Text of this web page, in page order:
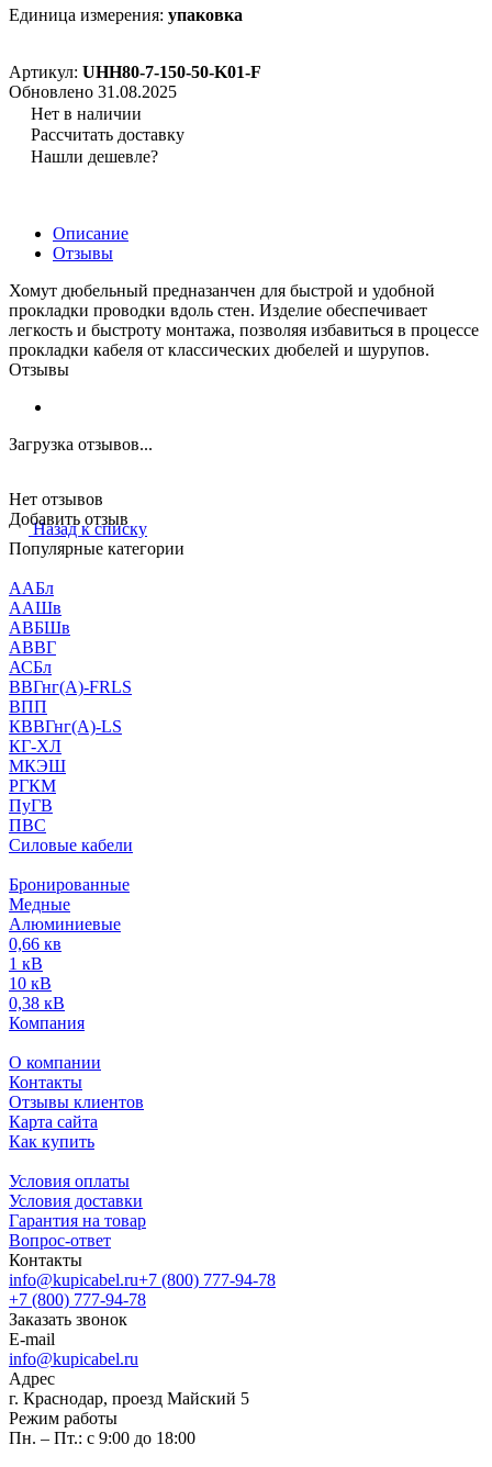
Единица измерения: упаковка
Артикул: UHH80-7-150-50-K01-F
Обновлено 31.08.2025
Нет в наличии
Рассчитать доставку
Нашли дешевле?
Описание
Отзывы
Хомут дюбельный предназанчен для быстрой и удобной
прокладки проводки вдоль стен. Изделие обеспечивает
легкость и быстроту монтажа, позволяя избавиться в процессе
прокладки кабеля от классических дюбелей и шурупов.
Отзывы
Загрузка отзывов...
Нет отзывов
Добавить отзыв
Назад к списку
Популярные категории
ААБл
ААШв
АВБШв
АВВГ
АСБл
ВВГнг(А)-FRLS
ВПП
КВВГнг(А)-LS
КГ-ХЛ
МКЭШ
РГКМ
ПуГВ
ПВС
Силовые кабели
Бронированные
Медные
Алюминиевые
0,66 кв
1 кВ
10 кВ
0,38 кВ
Компания
О компании
Контакты
Отзывы клиентов
Карта сайта
Как купить
Условия оплаты
Условия доставки
Гарантия на товар
Вопрос-ответ
Контакты
info@kupicabel.ru+7 (800) 777-94-78
+7 (800) 777-94-78
Заказать звонок
E-mail
info@kupicabel.ru
Адрес
г. Краснодар, проезд Майский 5
Режим работы
Пн. – Пт.: с 9:00 до 18:00